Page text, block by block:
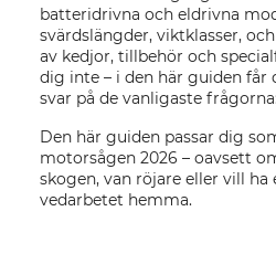
batteridrivna och eldrivna
svärdslängder, viktklasser,
av kedjor, tillbehör och
dig inte – i den här guiden
svar på de vanligaste frågorna:
Den här guiden passar dig
motorsågen 2026 – oavsett
skogen, van röjare eller vill
vedarbetet hemma.